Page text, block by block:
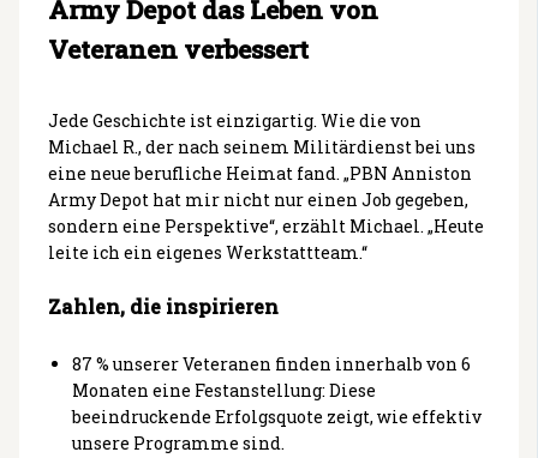
Army Depot das Leben von
Veteranen verbessert
Jede Geschichte ist einzigartig. Wie die von
Michael R., der nach seinem Militärdienst bei uns
eine neue berufliche Heimat fand. „PBN Anniston
Army Depot hat mir nicht nur einen Job gegeben,
sondern eine Perspektive“, erzählt Michael. „Heute
leite ich ein eigenes Werkstattteam.“
Zahlen, die inspirieren
87 % unserer Veteranen finden innerhalb von 6
Monaten eine Festanstellung: Diese
beeindruckende Erfolgsquote zeigt, wie effektiv
unsere Programme sind.